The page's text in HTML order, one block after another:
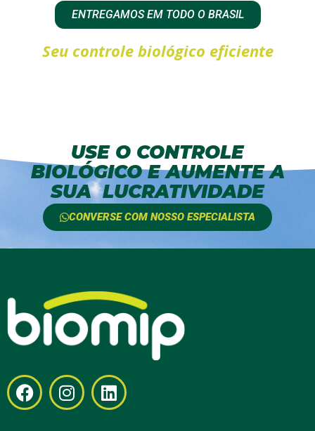
ENTREGAMOS EM TODO O BRASIL
Seu controle biológico eficiente
USE O CONTROLE
BIOLÓGICO E AUMENTE A
SUA LUCRATIVIDADE
CONVERSE COM NOSSO ESPECIALISTA